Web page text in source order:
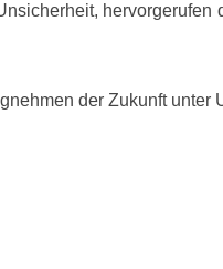
hervorgerufen
der Zukunft unter